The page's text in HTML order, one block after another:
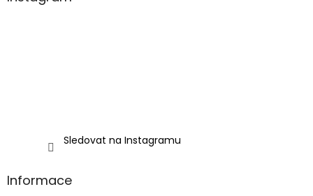
Sledovat na Instagramu
Informace